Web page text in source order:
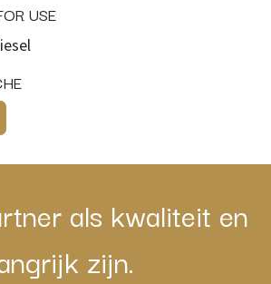
USE
als kwaliteit en
zijn.